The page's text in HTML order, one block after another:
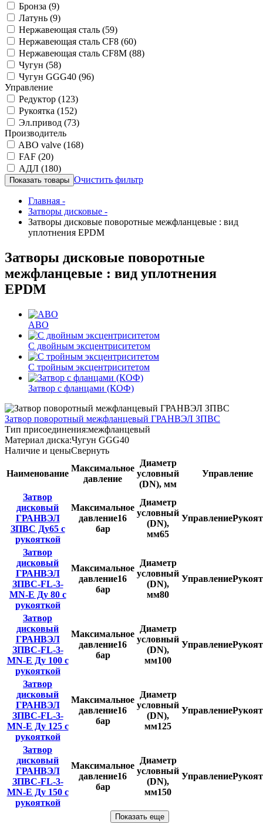
Бронза (9)
Латунь (9)
Нержавеющая сталь (59)
Нержавеющая сталь CF8 (60)
Нержавеющая сталь CF8M (88)
Чугун (58)
Чугун GGG40 (96)
Управление
Редуктор (123)
Рукоятка (152)
Эл.привод (73)
Производитель
ABO valve (168)
FAF (20)
АДЛ (180)
Очистить фильтр
Главная -
Затворы дисковые -
Затворы дисковые поворотные межфланцевые : вид
уплотнения EPDM
Затворы дисковые поворотные
межфланцевые : вид уплотнения
EPDM
ABO
С двойным эксцентриситетом
С тройным эксцентриситетом
Затвор с фланцами (КОФ)
Затвор поворотный межфланцевый ГРАНВЭЛ ЗПВС
Тип присоединения:межфланцевый
Материал диска:Чугун GGG40
Наличие и ценыСвернуть
Наименование
Максимальное
давление
Диаметр
условный
(DN), мм
Управление
Затвор
дисковый
ГРАНВЭЛ
ЗПВС Ду65 с
рукояткой
Максимальное
давление16
бар
Диаметр
условный
(DN),
мм65
Управление
Затвор
дисковый
ГРАНВЭЛ
ЗПВС-FL-3-
MN-E Ду 80 с
рукояткой
Максимальное
давление16
бар
Диаметр
условный
(DN),
мм80
Управление
Затвор
дисковый
ГРАНВЭЛ
ЗПВС-FL-3-
MN-E Ду 100 с
рукояткой
Максимальное
давление16
бар
Диаметр
условный
(DN),
мм100
Управление
Затвор
дисковый
ГРАНВЭЛ
ЗПВС-FL-3-
MN-E Ду 125 с
рукояткой
Максимальное
давление16
бар
Диаметр
условный
(DN),
мм125
Управление
Затвор
дисковый
ГРАНВЭЛ
ЗПВС-FL-3-
MN-E Ду 150 с
рукояткой
Максимальное
давление16
бар
Диаметр
условный
(DN),
мм150
Управление
Показать еще